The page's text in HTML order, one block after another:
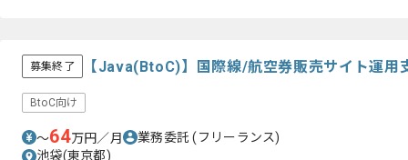
募集終了 【Java(BtoC)】国際線/航空券販売サイト運用
BtoC向け
〜64万円／月 業務委託(フリーランス)
池袋(東京都)